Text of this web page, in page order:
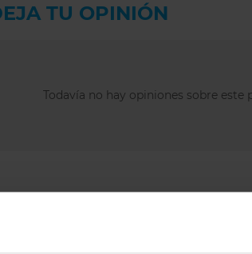
TU OPINIÓN
Todavía no hay opiniones sobre este